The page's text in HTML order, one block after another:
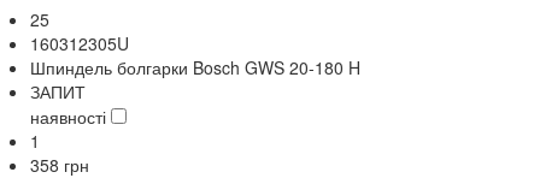
25
160312305U
Шпиндель болгарки Bosch GWS 20-180 H
ЗАПИТ
наявності
1
358 грн